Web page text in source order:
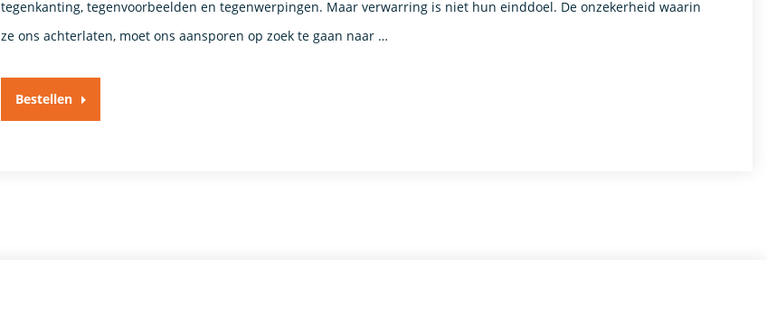
tegenkanting, tegenvoorbeelden en tegenwerpingen. Maar verwarring is niet hun einddoel. De onzekerheid waarin
ze ons achterlaten, moet ons aansporen op zoek te gaan naar …
Bestellen